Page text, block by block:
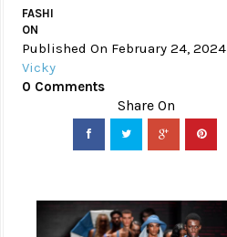
FASHI
ON
Published On February 24, 2024
Vicky
0 Comments